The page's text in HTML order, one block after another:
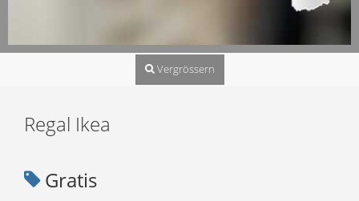
Vergrössern
Regal Ikea
Gratis